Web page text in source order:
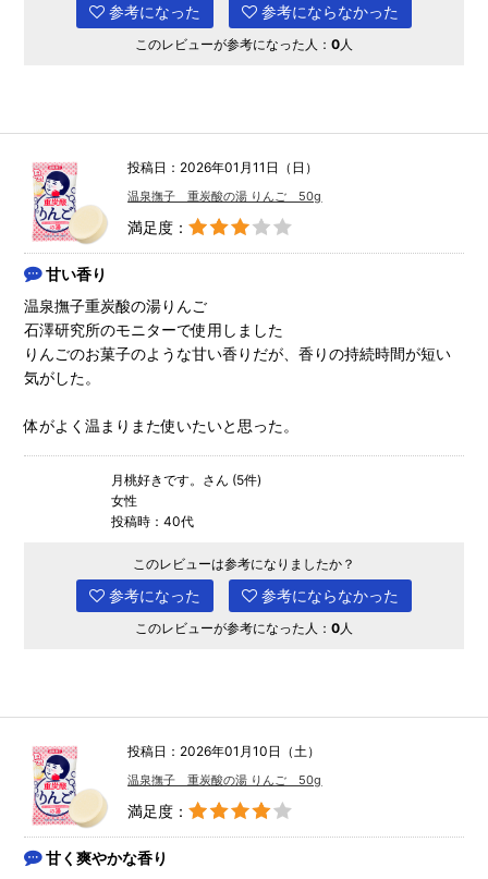
参考になった 参考にならなかった
このレビューが参考になった人： 0 人
投稿日：2026年01月11日（日）
温泉撫子 重炭酸の湯 りんご 50g
満足度：
甘い香り
温泉撫子重炭酸の湯りんご
石澤研究所のモニターで使用しました
りんごのお菓子のような甘い香りだが、香りの持続時間が短い
気がした。
体がよく温まりまた使いたいと思った。
月桃好きです。さん (5件)
女性
投稿時：40代
このレビューは参考になりましたか？
参考になった 参考にならなかった
このレビューが参考になった人： 0 人
投稿日：2026年01月10日（土）
温泉撫子 重炭酸の湯 りんご 50g
満足度：
甘く爽やかな香り